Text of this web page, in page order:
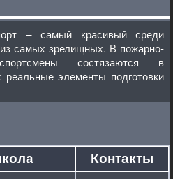
– самый красивый среди
самых зрелищных. В пожарно-
состязаются в
элементы подготовки
Контакты